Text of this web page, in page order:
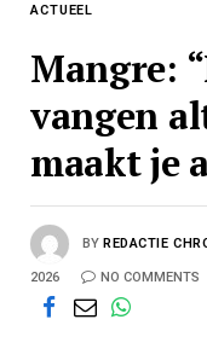
ACTUEEL
Mangre:
vangen
maakt je
BY REDACTIE
2026 NO COMMENTS